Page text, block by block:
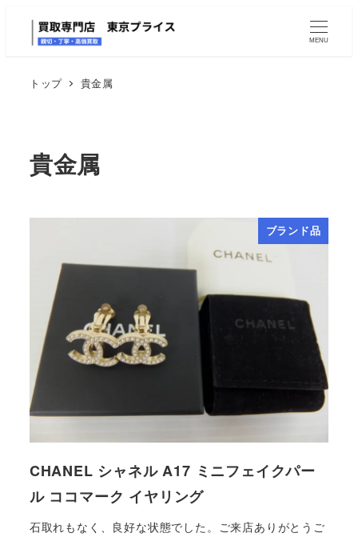
MENU
トップ 貴金属
貴金属
ブランド品
CHANEL シャネル A17 ミニフェイクパー
ル ココマーク イヤリング
石取れもなく、良好な状態でした。ご来店ありがとうご